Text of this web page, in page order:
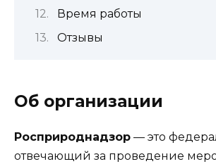
Время работы
Отзывы
Об организации
Росприроднадзор — это
отвечающий за проведение